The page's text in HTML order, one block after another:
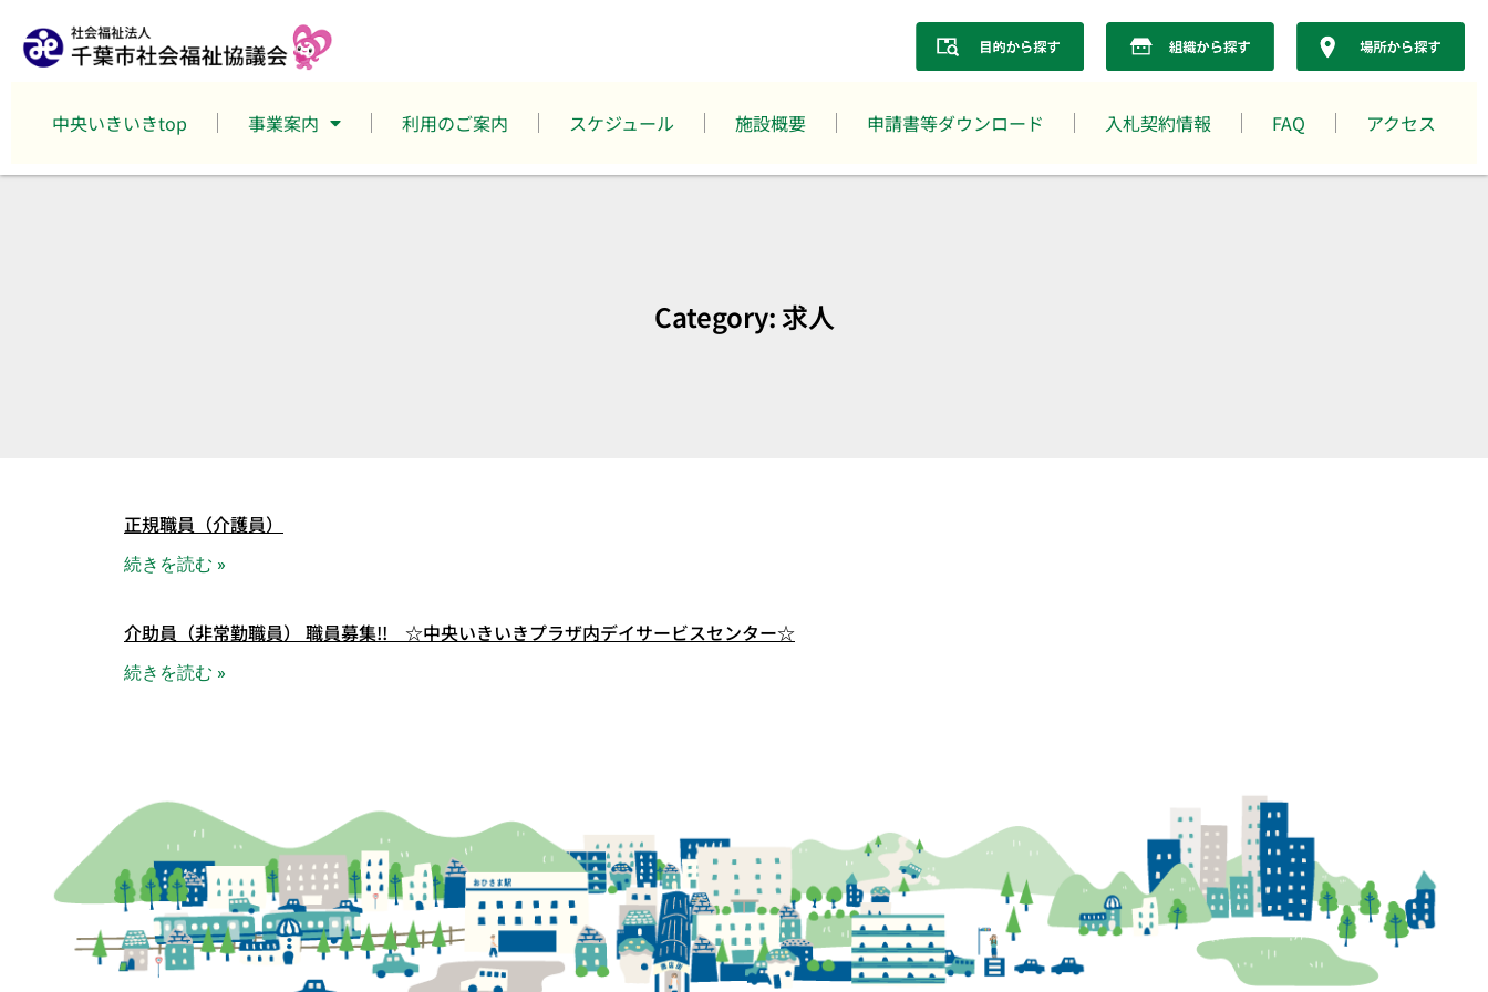
中央いきいきtop 事業案内 利用のご案内 スケジュール 施設概要 申請書等ダウンロード 入札契約情報 FAQ アクセス
Category: 求人
正規職員（介護員）
続きを読む »
介助員（非常勤職員） 職員募集!! ☆中央いきいきプラザ内デイサービスセンター☆
続きを読む »